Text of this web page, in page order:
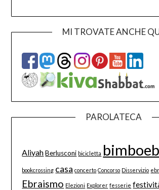
MI TROVATE ANCHE
PAROLATECA
Aliyah Berlusconi bicicletta
bookcrossing casa concerto Concorso Disservizio
Ebraismo Elezioni Explorer fesserie